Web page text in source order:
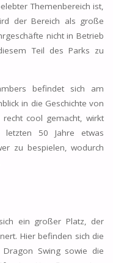
Themenbereich ist,
der Bereich als große
nicht in Betrieb
Teil des Parks zu
befindet sich am
in die Geschichte von
recht cool gemacht, wirkt
50 Jahre etwas
zu bespielen, wodurch
ein großer Platz, der
Hier befinden sich die
Swing sowie die